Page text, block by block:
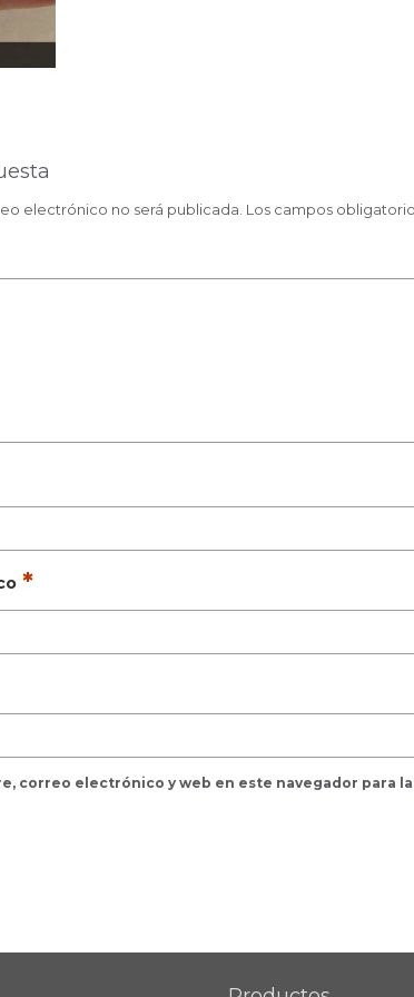
electrónico no será publicada. Los campos
*
correo electrónico y web en este navegador para